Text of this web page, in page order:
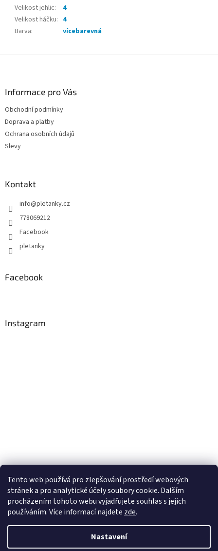
Tento web používá pro zlepšování prostředí webových
stránek a pro analytické účelysoubory cookie. Dalším
procházením tohoto webu vyjadřujete souhlas s jejich
používáním. Více informacínajdete zde.
Nastavení
Velikost jehlic:
4
Velikost háčku: 4
Barva: vícebarevná
Informace pro Vás
Obchodní podmínky
Doprava a platby
Ochrana osobních údajů
Slevy
Kontakt
info@pletanky.cz
778069212
Facebook
pletanky
Facebook
Instagram
Sledovat na Instagramu